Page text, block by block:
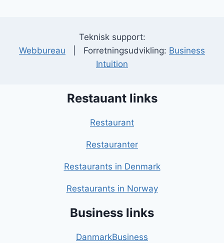
Teknisk support:
Webbureau | Forretningsudvikling: Business
Intuition
Restauant links
Restaurant
Restauranter
Restaurants in Denmark
Restaurants in Norway
Business links
DanmarkBusiness